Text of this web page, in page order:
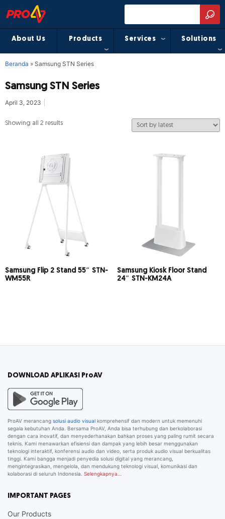
About Us Products Services Solutions
Beranda » Samsung STN Series
Samsung STN Series
April 3, 2023
Showing all 2 results
Samsung Flip 2 Stand 55″ STN-
WM55R
Samsung Kiosk Floor Stand
24″ STN-KM24A
DOWNLOAD APLIKASI ProAV
ProAV merancang solusi audio visual komprehensif dan modern untuk memenuhi
segala kebutuhan Anda. Bersama ProAV, Anda bisa terhubung dan berkolaborasi
dengan cara inovatif, dan menyederhanakan bahkan proses yang paling rumit secara
teknis. Kami menawarkan efisiensi dan dampak yang lebih besar menggunakan
teknologi interaktif, konferensi audio dan video, serta produk audio visual berkualitas
tinggi. Kami bangga menjadi penyedia solusi digital yang merancang,
mengintegrasikan, mengelola, dan mendukung teknologi visual, komunikasi dan
kolaborasi di seluruh Indonesia. Selengkapnya…
IMPORTANT PAGES
Our Products